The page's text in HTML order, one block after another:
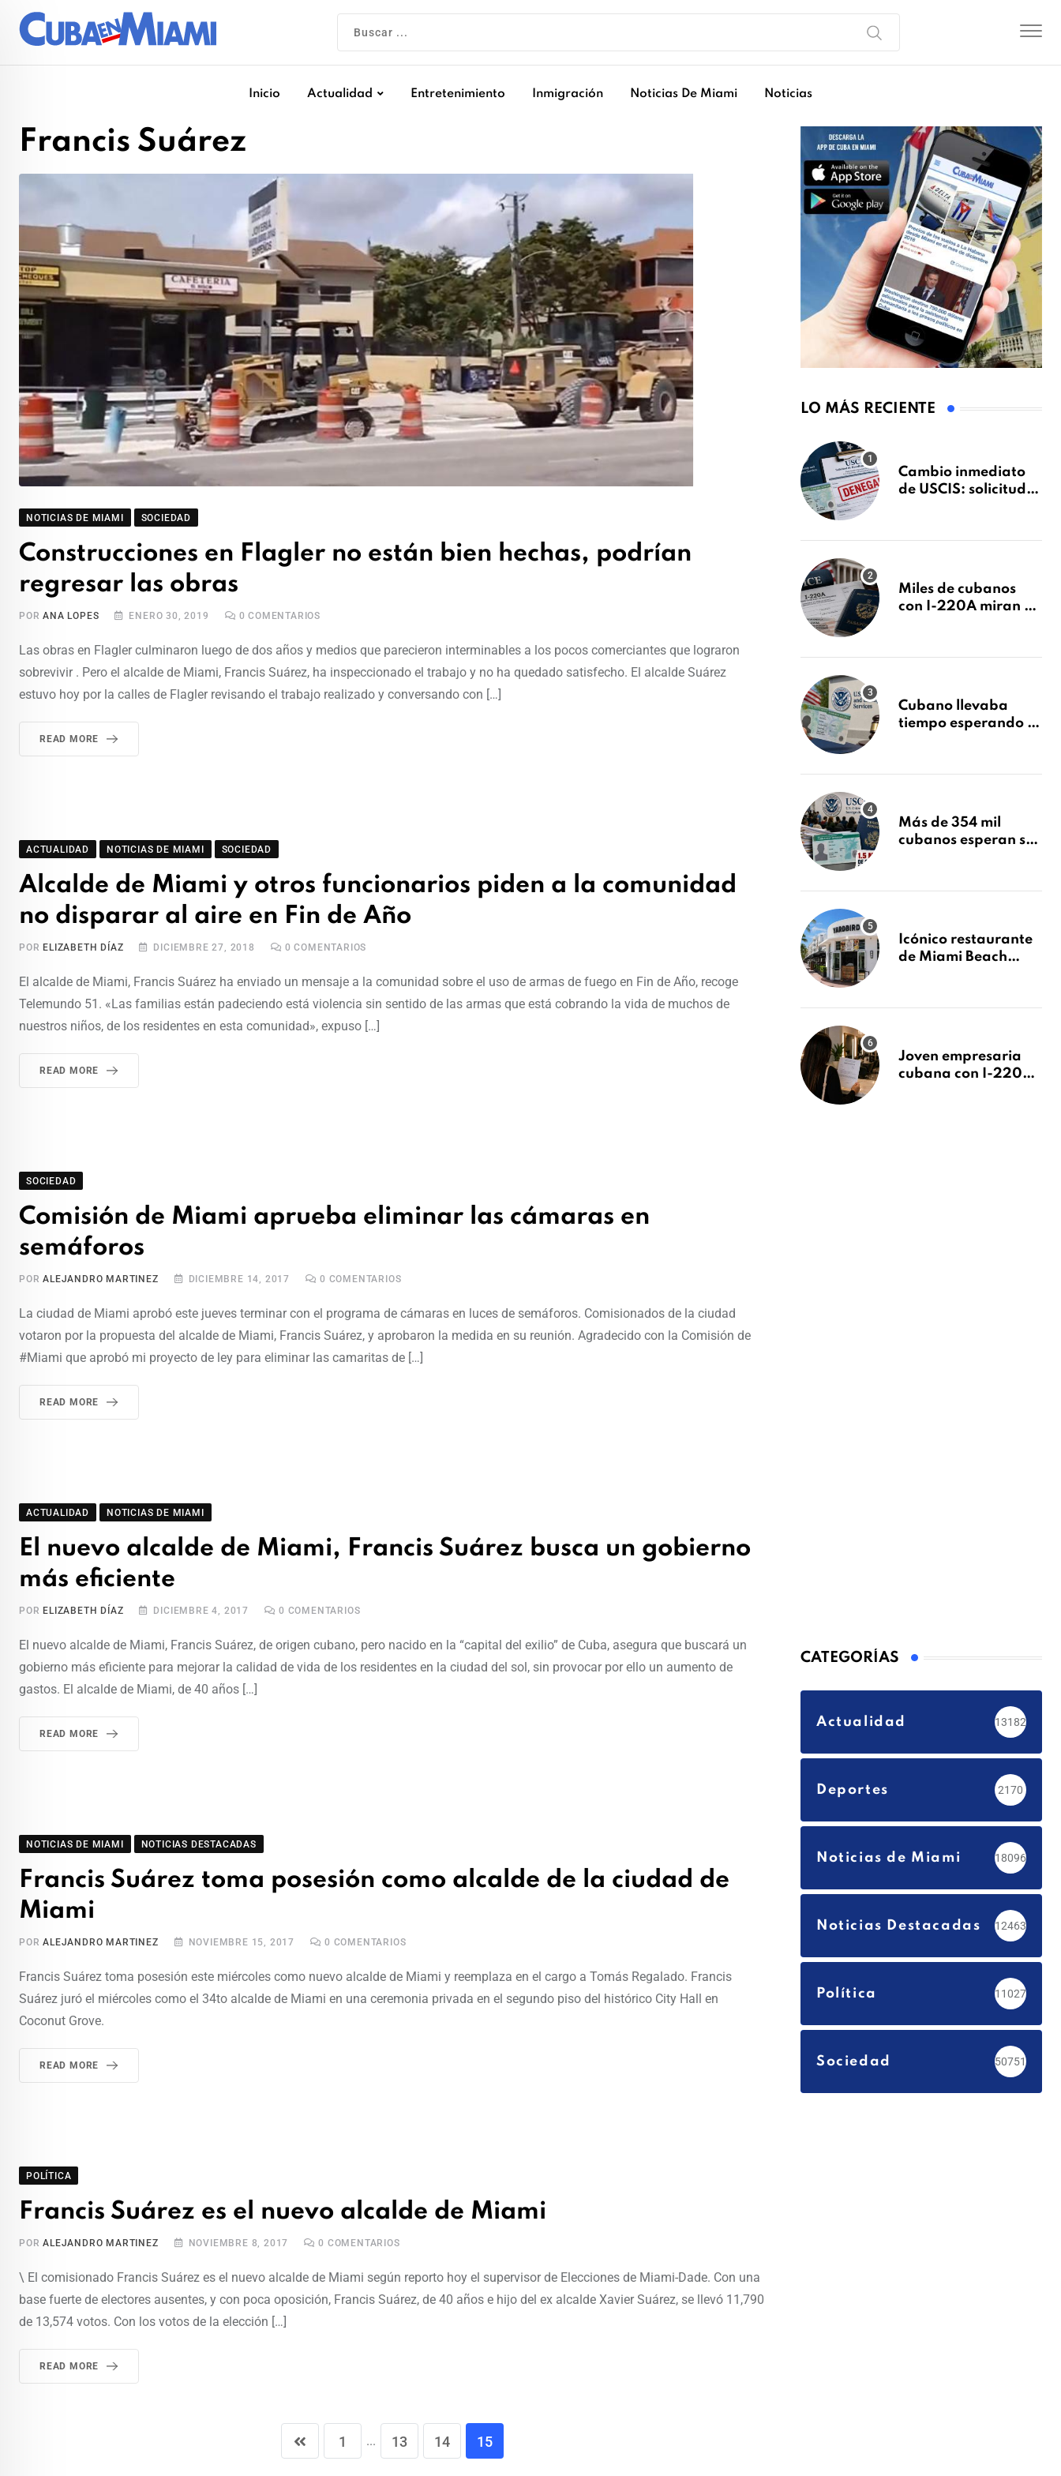
Inicio Actualidad Entretenimiento Inmigración Noticias De Miami Noticias
Francis Suárez
NOTICIAS DE MIAMI SOCIEDAD
Construcciones en Flagler no están bien hechas, podrían
regresar las obras
PORANA LOPES ENERO 30, 2019 0 COMENTARIOS
Las obras en Flagler culminaron luego de dos años y medios que parecieron interminables a los pocos comerciantes que lograron
sobrevivir . Pero el alcalde de Miami, Francis Suárez, ha inspeccionado el trabajo y no ha quedado satisfecho. El alcalde Suárez
estuvo hoy por la calles de Flagler revisando el trabajo realizado y conversando con […]
READ MORE
ACTUALIDAD NOTICIAS DE MIAMI SOCIEDAD
Alcalde de Miami y otros funcionarios piden a la comunidad
no disparar al aire en Fin de Año
POR ELIZABETH DÍAZ DICIEMBRE 27, 2018 0 COMENTARIOS
El alcalde de Miami, Francis Suárez ha enviado un mensaje a la comunidad sobre el uso de armas de fuego en Fin de Año, recoge
Telemundo 51. «Las familias están padeciendo está violencia sin sentido de las armas que está cobrando la vida de muchos de
nuestros niños, de los residentes en esta comunidad», expuso […]
READ MORE
SOCIEDAD
Comisión de Miami aprueba eliminar las cámaras en
semáforos
PORALEJANDRO MARTINEZ DICIEMBRE 14, 2017 0 COMENTARIOS
La ciudad de Miami aprobó este jueves terminar con el programa de cámaras en luces de semáforos. Comisionados de la ciudad
votaron por la propuesta del alcalde de Miami, Francis Suárez, y aprobaron la medida en su reunión. Agradecido con la Comisión de
#Miami que aprobó mi proyecto de ley para eliminar las camaritas de […]
READ MORE
ACTUALIDAD NOTICIAS DE MIAMI
El nuevo alcalde de Miami, Francis Suárez busca un gobierno
más eficiente
POR ELIZABETH DÍAZ DICIEMBRE 4, 2017 0 COMENTARIOS
El nuevo alcalde de Miami, Francis Suárez, de origen cubano, pero nacido en la “capital del exilio” de Cuba, asegura que buscará un
gobierno más eficiente para mejorar la calidad de vida de los residentes en la ciudad del sol, sin provocar por ello un aumento de
gastos. El alcalde de Miami, de 40 años […]
READ MORE
NOTICIAS DE MIAMI NOTICIAS DESTACADAS
Francis Suárez toma posesión como alcalde de la ciudad de
Miami
PORALEJANDRO MARTINEZ NOVIEMBRE 15, 2017 0 COMENTARIOS
Francis Suárez toma posesión este miércoles como nuevo alcalde de Miami y reemplaza en el cargo a Tomás Regalado. Francis
Suárez juró el miércoles como el 34to alcalde de Miami en una ceremonia privada en el segundo piso del histórico City Hall en
Coconut Grove.
READ MORE
POLÍTICA
Francis Suárez es el nuevo alcalde de Miami
PORALEJANDRO MARTINEZ NOVIEMBRE 8, 2017 0 COMENTARIOS
\ El comisionado Francis Suárez es el nuevo alcalde de Miami según reporto hoy el supervisor de Elecciones de Miami-Dade. Con una
base fuerte de electores ausentes, y con poca oposición, Francis Suárez, de 40 años e hijo del ex alcalde Xavier Suárez, se llevó 11,790
de 13,574 votos. Con los votos de la elección […]
READ MORE
1 ... 13 14 15
LO MÁS RECIENTE
Cambio inmediato
de USCIS: solicitudes
sin previo aviso
Miles de cubanos
con I-220A miran al
decidirse en una
Cubano llevaba
tiempo esperando su
tras Writ of
Más de 354 mil
cubanos esperan su
millones de
Icónico restaurante
de Miami Beach
después de 15 años
Joven empresaria
cubana con I-220A
CATEGORÍAS
Actualidad 13182
Deportes 2170
Noticias de Miami 18096
Noticias Destacadas 12463
Política 11027
Sociedad 50751